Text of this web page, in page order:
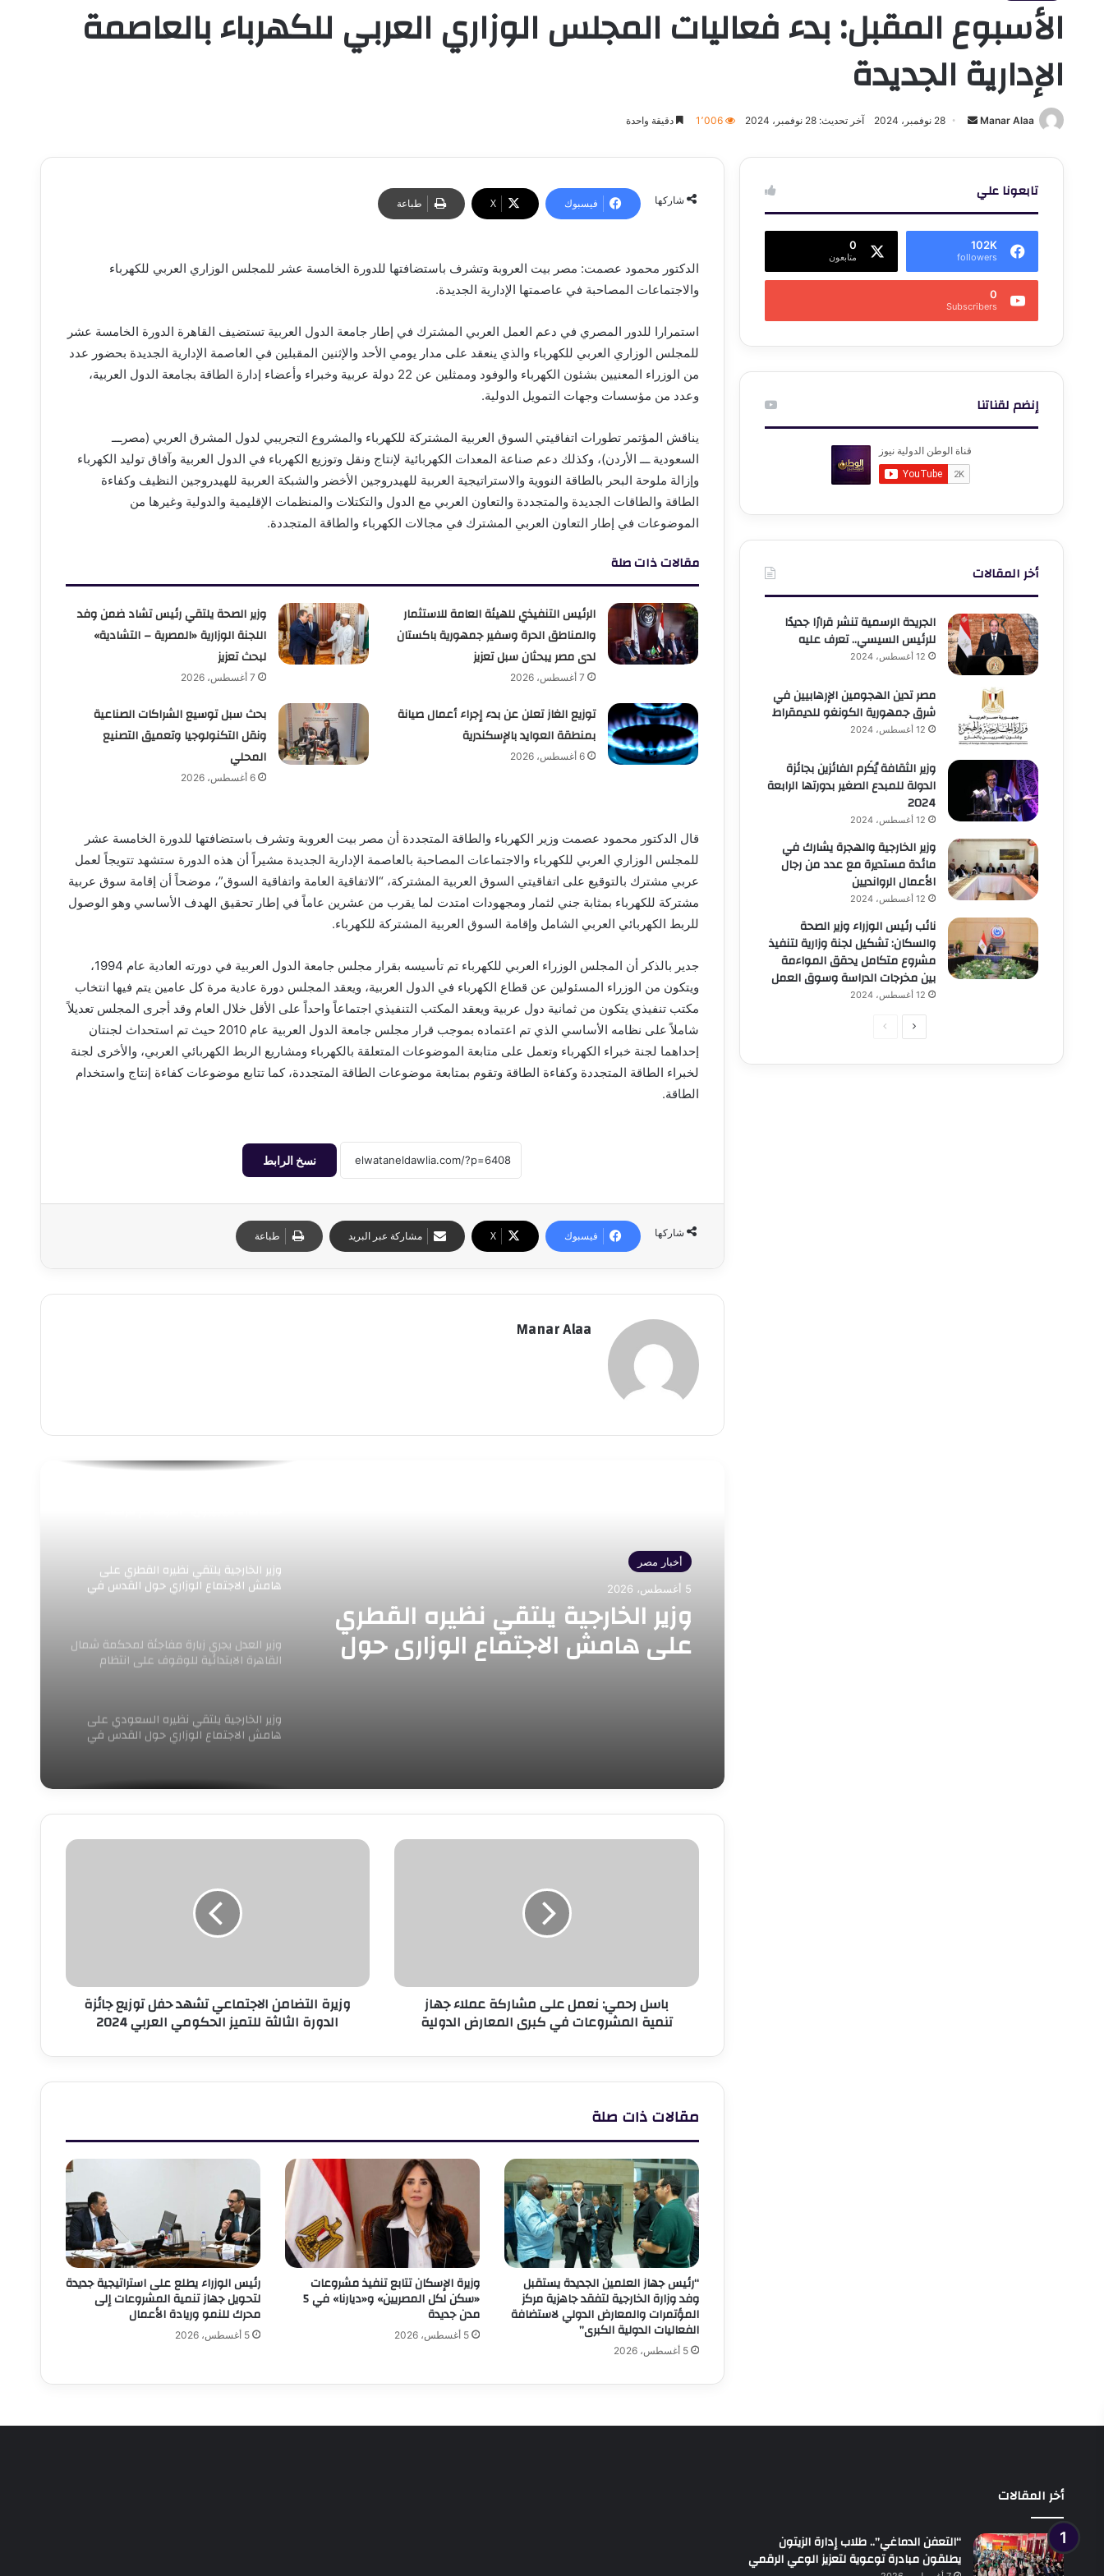
الأسبوع المقبل: بدء فعاليات المجلس الوزاري العربي للكهرباء بالعاصمة
الإدارية الجديدة
Manar Alaa
أرسل
إلكترونيا
28 نوفمبر، 2024 آخر تحديث: 28 نوفمبر، 2024 1٬006 دقيقة واحدة
شاركها فيسبوك ‫X طباعة
الدكتور محمود عصمت: مصر بيت العروبة وتشرف باستضافتها للدورة الخامسة عشر للمجلس الوزاري العربي للكهرباء
والاجتماعات المصاحبة في عاصمتها الإدارية الجديدة.
استمرارا للدور المصري في دعم العمل العربي المشترك في إطار جامعة الدول العربية تستضيف القاهرة الدورة الخامسة عشر
للمجلس الوزاري العربي للكهرباء والذي ينعقد على مدار يومي الأحد والإثنين المقبلين في العاصمة الإدارية الجديدة بحضور عدد
من الوزراء المعنيين بشئون الكهرباء والوفود وممثلين عن 22 دولة عربية وخبراء وأعضاء إدارة الطاقة بجامعة الدول العربية،
وعدد من مؤسسات وجهات التمويل الدولية.
يناقش المؤتمر تطورات اتفاقيتي السوق العربية المشتركة للكهرباء والمشروع التجريبي لدول المشرق العربي (مصرـــ
السعودية ـــ الأردن)، وكذلك دعم صناعة المعدات الكهربائية لإنتاج ونقل وتوزيع الكهرباء في الدول العربية وآفاق توليد الكهرباء
وإزالة ملوحة البحر بالطاقة النووية والاستراتيجية العربية للهيدروجين الأخضر والشبكة العربية للهيدروجين النظيف وكفاءة
الطاقة والطاقات الجديدة والمتجددة والتعاون العربي مع الدول والتكتلات والمنظمات الإقليمية والدولية وغيرها من
الموضوعات في إطار التعاون العربي المشترك في مجالات الكهرباء والطاقة المتجددة.
مقالات ذات صلة
الرئيس التنفيذي للهيئة العامة للاستثمار
والمناطق الحرة وسفير جمهورية باكستان
لدى مصر يبحثان سبل تعزيز
7 أغسطس، 2026
وزير الصحة يلتقي رئيس تشاد ضمن وفد
اللجنة الوزارية «المصرية – التشادية»
لبحث تعزيز
7 أغسطس، 2026
توزيع الغاز تعلن عن بدء إجراء أعمال صيانة
بمنطقة العوايد بالإسكندرية
6 أغسطس، 2026
بحث سبل توسيع الشراكات الصناعية
ونقل التكنولوجيا وتعميق التصنيع
المحلي
6 أغسطس، 2026
قال الدكتور محمود عصمت وزير الكهرباء والطاقة المتجددة أن مصر بيت العروبة وتشرف باستضافتها للدورة الخامسة عشر
للمجلس الوزاري العربي للكهرباء والاجتماعات المصاحبة بالعاصمة الإدارية الجديدة مشيراً أن هذه الدورة ستشهد تتويجاً لعمل
عربي مشترك بالتوقيع على اتفاقيتي السوق العربية المشتركة، “الاتفاقية العامة واتفاقية السوق”، موضحاً أن إقامة سوق عربية
مشتركة للكهرباء بمثابة جني لثمار ومجهودات امتدت لما يقرب من عشرين عاماً في إطار تحقيق الهدف الأساسي وهو الوصول
للربط الكهربائي العربي الشامل وإقامة السوق العربية المشتركة للكهرباء.
جدير بالذكر أن المجلس الوزراء العربي للكهرباء تم تأسيسه بقرار مجلس جامعة الدول العربية في دورته العادية عام 1994،
ويتكون من الوزراء المسئولين عن قطاع الكهرباء في الدول العربية، ويعقد المجلس دورة عادية مرة كل عامين يتم فيها انتخاب
مكتب تنفيذي يتكون من ثمانية دول عربية ويعقد المكتب التنفيذي اجتماعاً واحداً على الأقل خلال العام وقد أجرى المجلس تعديلاً
شاملاً على نظامه الأساسي الذي تم اعتماده بموجب قرار مجلس جامعة الدول العربية عام 2010 حيث تم استحداث لجنتان
إحداهما لجنة خبراء الكهرباء وتعمل على متابعة الموضوعات المتعلقة بالكهرباء ومشاريع الربط الكهربائي العربي، والأخرى لجنة
لخبراء الطاقة المتجددة وكفاءة الطاقة وتقوم بمتابعة موضوعات الطاقة المتجددة، كما تتابع موضوعات كفاءة إنتاج واستخدام
الطاقة.
نسخ الرابط
شاركها فيسبوك ‫X مشاركة عبر البريد طباعة
Manar Alaa
أخبار مصر
5 أغسطس، 2026
وزير الخارجية يلتقي نظيره القطري
على هامش الاجتماع الوزاري حول
القدس في عمّان
وزير الخارجية يلتقي نظيره القطري على
هامش الاجتماع الوزاري حول القدس في
وزير العدل يجري زيارة مفاجئة لمحكمة شمال
القاهرة الابتدائية للوقوف على انتظام
وزير الخارجية يلتقي نظيره السعودي على
هامش الاجتماع الوزاري حول القدس في
باسل
المشروعات
الدولية
باسل رحمي: نعمل على مشاركة عملاء جهاز
تنمية المشروعات في كبرى المعارض الدولية
وزيرة
الثالثة
للتميز
الحكومي
2024
وزيرة التضامن الاجتماعي تشهد حفل توزيع جائزة
الدورة الثالثة للتميز الحكومي العربي 2024
مقالات ذات صلة
“رئيس جهاز العلمين الجديدة يستقبل
وفد وزارة الخارجية لتفقد جاهزية مركز
المؤتمرات والمعارض الدولي لاستضافة
الفعاليات الدولية الكبرى”
5 أغسطس، 2026
وزيرة الإسكان تتابع تنفيذ مشروعات
«سكن لكل المصريين» و«ديارنا» في 5
مدن جديدة
5 أغسطس، 2026
رئيس الوزراء يطلع على استراتيجية جديدة
لتحويل جهاز تنمية المشروعات إلى
محرك للنمو وريادة الأعمال
5 أغسطس، 2026
تابعونا علي
102K
followers
0
متابعون
0
Subscribers
إنضم لقناتنا
أخر المقالات
الجريدة الرسمية تنشر قرارًا جديدًا
للرئيس السيسي.. تعرف عليه
12 أغسطس، 2024
مصر تدين الهجومين الإرهابيين في
شرق جمهورية الكونغو للديمقراط
12 أغسطس، 2024
وزير الثقافة يُكَرم الفائزين بجائزة
الدولة للمبدع الصغير بدورتها الرابعة
2024
12 أغسطس، 2024
وزير الخارجية والهجرة يشارك في
مائدة مستديرة مع عدد من رجال
الأعمال الروانديين
12 أغسطس، 2024
نائب رئيس الوزراء وزير الصحة
والسكان: تشكيل لجنة وزارية لتنفيذ
مشروع متكامل يحقق المواءمة
بين مخرجات الدراسة وسوق العمل
12 أغسطس، 2024
الصفحةالصفحة
أخر المقالات
“التعفن الدماغي”.. طلاب إدارة الزيتون
يطلقون مبادرة توعوية لتعزيز الوعي الرقمي